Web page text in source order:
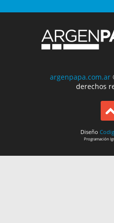
argenpapa.com.ar
derechos
Diseño
Programación